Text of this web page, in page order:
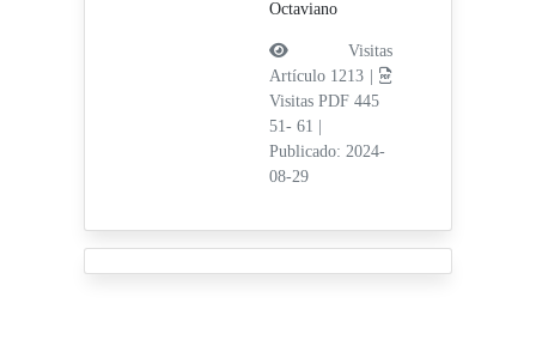
Octaviano
Visitas
Artículo 1213 |
Visitas PDF 445
51- 61
Publicado: 2024-
08-29